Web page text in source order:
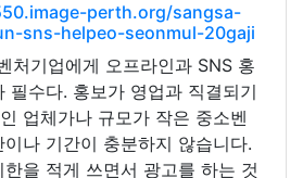
perth.org/sangsa-
sns-helpeo-seonmul-20gaji
처기업에게 오프라인과 SNS 홍
필수다. 홍보가 영업과 직결되기
업체가나 규모가 작은 중소벤
나 기간이 충분하지 않습니다.
을 적게 쓰면서 광고를 하는 것